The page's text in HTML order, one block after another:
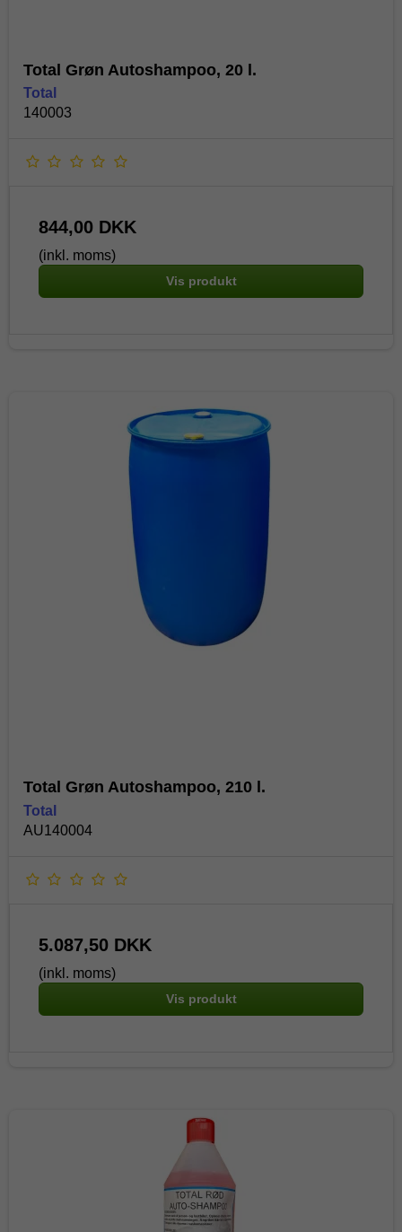
Total Grøn Autoshampoo, 20 l.
Total
140003
844,00 DKK
(inkl. moms)
Vis produkt
Total Grøn Autoshampoo, 210 l.
Total
AU140004
5.087,50 DKK
(inkl. moms)
Vis produkt